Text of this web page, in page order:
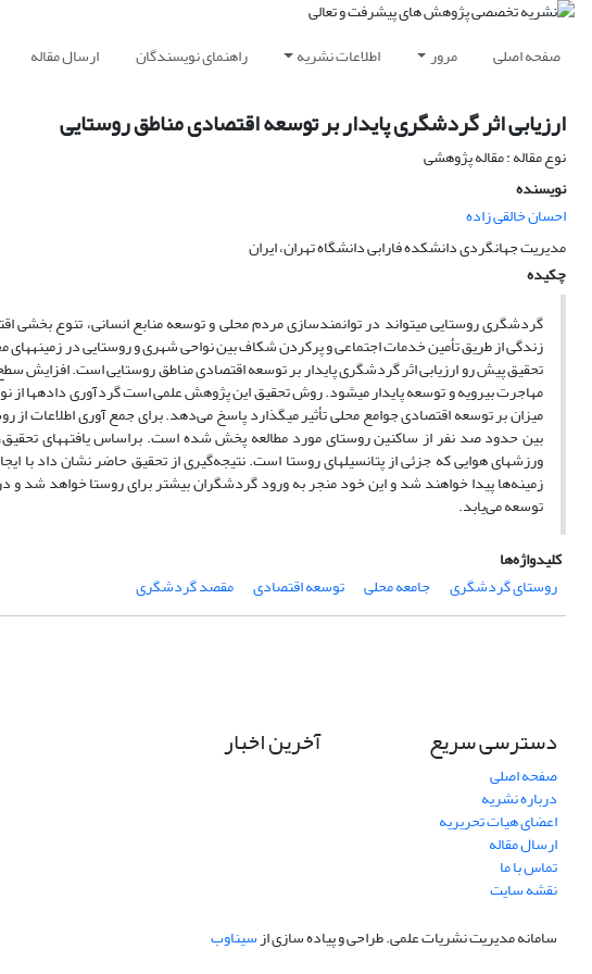
صفحه اصلی مرور اطلاعات نشریه راهنمای نویسندگان ارسال مقاله
ارزیابی اثر گردشگری پایدار بر توسعه اقتصادی مناطق روستایی
نوع مقاله : مقاله پژوهشی
نویسنده
احسان خالقی زاده
مدیریت جهانگردی دانشکده فارابی دانشگاه تهران، ایران
چکیده
گردشگری روستایی میتواند در توانمندسازی مردم محلی و توسعه منابع انسانی، تنوع
زندگی از طریق تأمین خدمات اجتماعی و پرکردن شکاف بین نواحی شهری و روستایی در
تحقیق پیش رو ارزیابی اثر گردشگری پایدار بر توسعه اقتصادی مناطق روستایی است. افزایش
مهاجرت بیرویه و توسعه پایدار میشود. روش تحقیق این پژوهش علمی است گردآوری دادهها
میزان بر توسعه اقتصادی جوامع محلی تأثیر میگذارد پاسخ می‌دهد. برای جمع آوری اطلاعات
بین حدود صد نفر از ساکنین روستای مورد مطالعه پخش شده است. براساس یافتههای
ورزشهای هوایی که جزئی از پتانسیلهای روستا است. نتیجه‌گیری از تحقیق حاضر نشان داد با
زمینه‌ها پیدا خواهند شد و این خود منجر به ورود گردشگران بیشتر برای روستا خواهد شد و
توسعه می‌یابد.
کلیدواژه‌ها
روستای گردشگری
جامعه محلی توسعه اقتصادی مقصد گردشگری
دسترسی سریع
صفحه اصلی
درباره نشریه
اعضای هیات تحریریه
ارسال مقاله
تماس با ما
نقشه سایت
آخرین اخبار
سامانه مدیریت نشریات علمی.طراحی و پیاده سازی ازسیناوب